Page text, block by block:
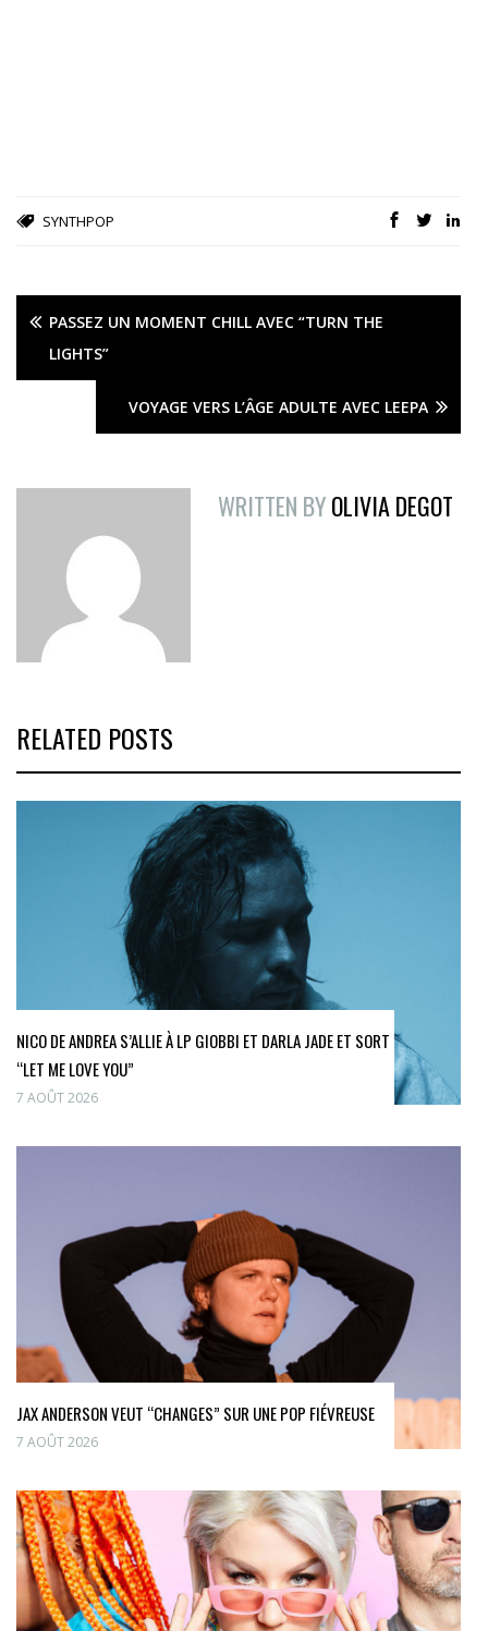
SYNTHPOP
PASSEZ UN MOMENT CHILL AVEC “TURN THE
LIGHTS”
VOYAGE VERS L’ÂGE ADULTE AVEC LEEPA
WRITTEN BYOLIVIA DEGOT
RELATED POSTS
NICO DE ANDREA S’ALLIE À LP GIOBBI ET DARLA JADE ET SORT
“LET ME LOVE YOU”
7 AOÛT 2026
JAX ANDERSON VEUT “CHANGES” SUR UNE POP FIÉVREUSE
7 AOÛT 2026